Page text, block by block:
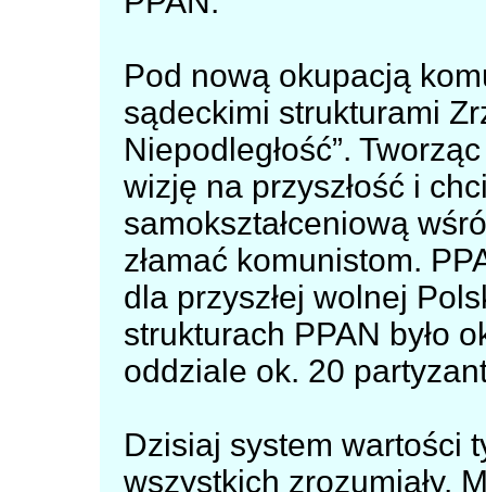
Pod nową okupacją
sądeckimi strukturami
Niepodległość”.
wizję na przyszłość i
samokształceniową
złamać komunistom.
dla przyszłej wolnej
strukturach PPAN było
oddziale ok. 20
Dzisiaj system wartości
wszystkich zrozumiały.